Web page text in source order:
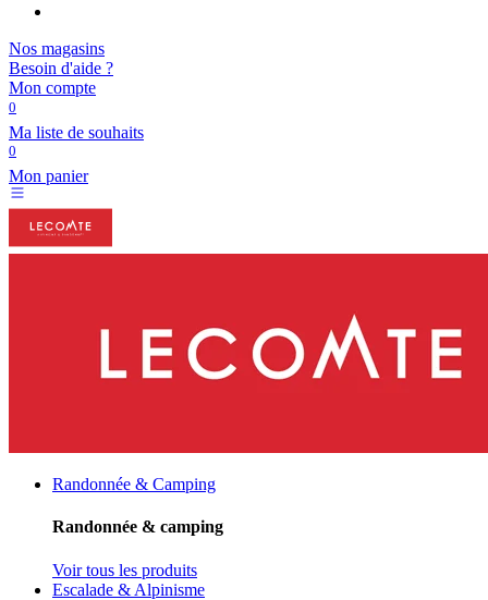
Nos magasins
Besoin d'aide ?
Mon compte
0
Ma liste de souhaits
0
Mon panier
Randonnée & Camping
Randonnée & camping
Voir tous les produits
Escalade & Alpinisme